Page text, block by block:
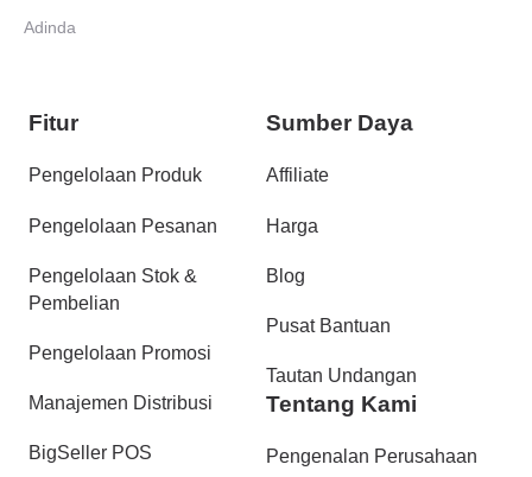
Adinda
Fitur
Pengelolaan Produk
Pengelolaan Pesanan
Pengelolaan Stok &
Pembelian
Pengelolaan Promosi
Manajemen Distribusi
BigSeller POS
Sumber Daya
Affiliate
Harga
Blog
Pusat Bantuan
Tautan Undangan
Tentang Kami
Pengenalan Perusahaan